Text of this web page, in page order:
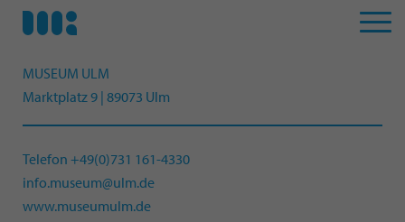
MUSEUM ULM
Marktplatz 9 | 89073 Ulm
Telefon +49(0)731 161-4330
info.museum@ulm.de
www.museumulm.de